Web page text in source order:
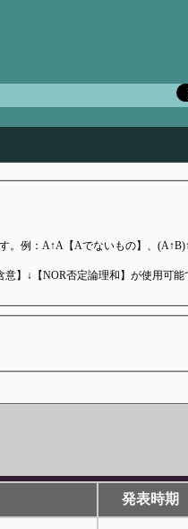
例：A↑A【Aでないもの】、
】↓【NOR否定論理和】が使用可能
発表時期